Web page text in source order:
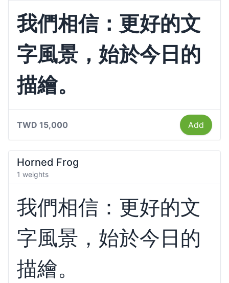
我們相信：更好的文
字風景，始於今日的
描繪。
TWD 15,000 Add
Horned Frog
1 weights
我們相信：更好的文
字風景，始於今日的
描繪。